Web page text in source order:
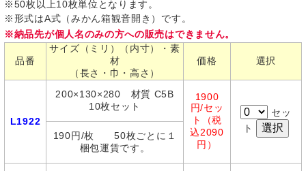
※50枚以上10枚単位となります。
※形式はA式（みかん箱観音開き）です。
※納品先が個人名のみの方への販売はできません。
品番
サイズ（ミリ）（内寸）・素
材
（長さ・巾・高さ）
価格 選択
L1922
200×130×280 材質 C5B
10枚セット
1900
円/セッ
ト（税
込2090
円）
セッ
ト
190円/枚 50枚ごとに１
梱包運賃です。